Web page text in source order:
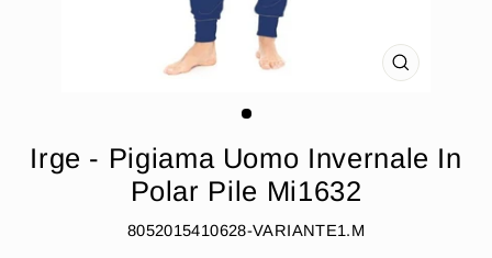
CHIUDI
Irge - Pigiama Uomo Invernale In
Polar Pile Mi1632
8052015410628-VARIANTE1.M